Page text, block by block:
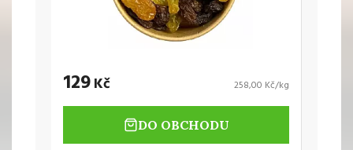
129Kč 258,00 Kč/kg
DO OBCHODU